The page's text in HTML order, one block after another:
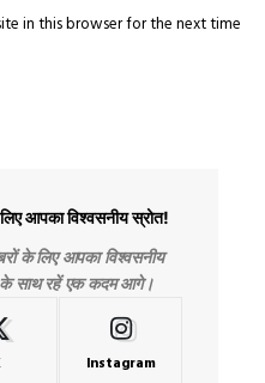
in this browser for the next time
आपका विश्वसनीय स्रोत!
के लिए आपका विश्वसनीय
साथ रहें एक कदम आगे।
Instagram